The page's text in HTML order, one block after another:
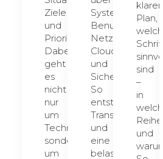
Ziele
und
Prioritäten.
Dabei
geht
es
nicht
nur
um
Technik,
sondern
um
Systeme,
Benutzer,
Netzwerk,
Cloud
und
Sicherheitsstand.
So
entstehen
Transparenz
und
eine
belastbare
klaren
Plan,
welche
sinnvoll
sind
–
in
und
warum.